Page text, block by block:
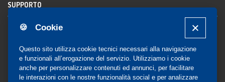
🍪 Cookie
Questo sito utilizza cookie tecnici necessari alla navigazione
e funzionali all’erogazione del servizio. Utilizziamo i cookie
anche per personalizzare contenuti ed annunci, per facilitare
le interazioni con le nostre funzionalità social e per analizzare
SUPPORTO
Registrazione al sito
Notifica